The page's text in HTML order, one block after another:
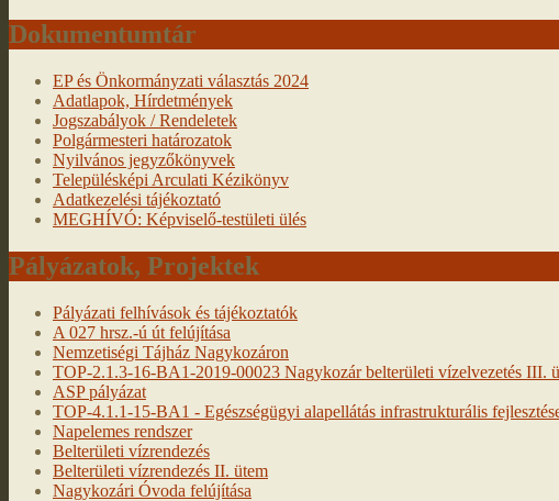
Dokumentumtár
EP és Önkormányzati választás 2024
Adatlapok, Hírdetmények
Jogszabályok / Rendeletek
Polgármesteri határozatok
Nyilvános jegyzőkönyvek
Településképi Arculati Kézikönyv
Adatkezelési tájékoztató
MEGHÍVÓ: Képviselő-testületi ülés
Pályázatok, Projektek
Pályázati felhívások és tájékoztatók
A 027 hrsz.-ú út felújítása
Nemzetiségi Tájház Nagykozáron
TOP-2.1.3-16-BA1-2019-00023 Nagykozár belterületi vízelvezetés III.
ASP pályázat
TOP-4.1.1-15-BA1 - Egészségügyi alapellátás infrastrukturális
Napelemes rendszer
Belterületi vízrendezés
Belterületi vízrendezés II. ütem
Nagykozári Óvoda felújítása